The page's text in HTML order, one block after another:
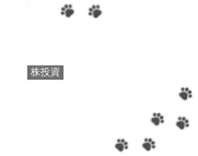
株投資